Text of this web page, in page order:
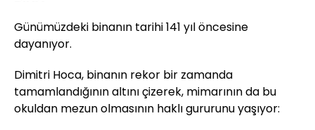
Günümüzdeki binanın tarihi 141 yıl öncesine
dayanıyor.
Dimitri Hoca, binanın rekor bir zamanda
tamamlandığının altını çizerek, mimarının da bu
okuldan mezun olmasının haklı gururunu yaşıyor: